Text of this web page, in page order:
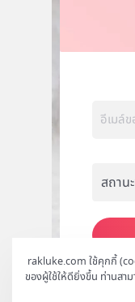
rakluke.com ใช้คุกกี้
ของผู้ใช้ให้ดียิ่งขึ้น ท่านสาม